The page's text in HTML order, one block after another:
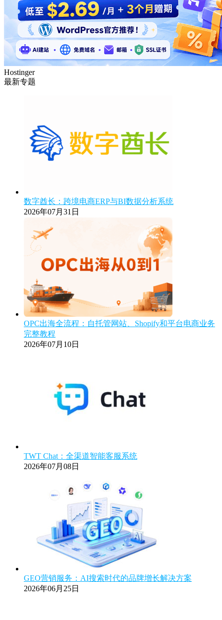
Hostinger
最新专题
数字酋长：跨境电商ERP与BI数据分析系统
2026年07月31日
OPC出海全流程：自托管网站、Shopify和平台电商业务
完整教程
2026年07月10日
TWT Chat：全渠道智能客服系统
2026年07月08日
GEO营销服务：AI搜索时代的品牌增长解决方案
2026年06月25日